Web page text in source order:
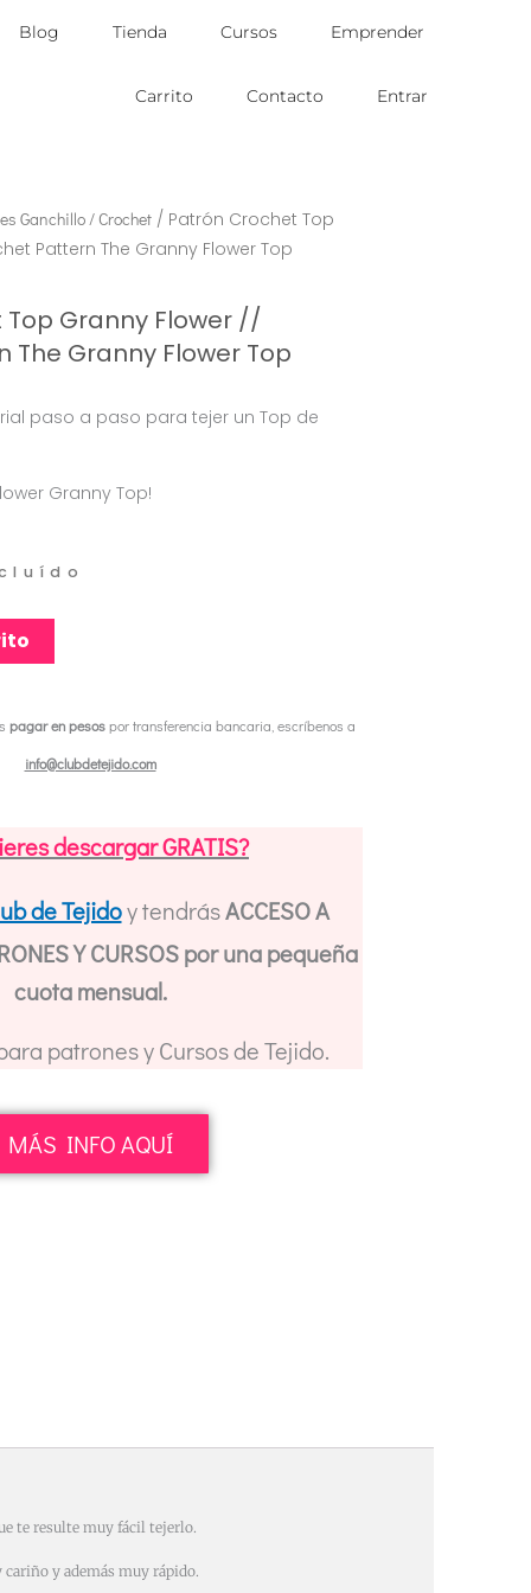
Blog Tienda Cursos Emprender
Carrito Contacto Entrar
Ganchillo / Crochet / Patrón Crochet Top
Pattern The Granny Flower Top
Granny Flower //
The Granny Flower Top
paso a paso para tejer un Top de
Granny Top!
pagar en pesospor transferencia bancaria, escríbenos a
info@clubdetejido.com
descargar GRATIS?
de Tejidoy tendrásACCESO A
Y CURSOS por una pequeña
cuota mensual.
patrones y Cursos de Tejido.
MÁS INFO AQUÍ
te resulte muy fácil tejerlo.
y además muy rápido.